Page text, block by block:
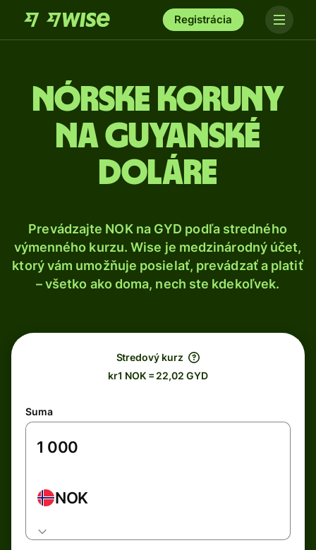
Registrácia
Nórske koruny
na guyanské
doláre
Prevádzajte NOK na GYD podľa stredného
výmenného kurzu. Wise je medzinárodný účet,
ktorý vám umožňuje posielať, prevádzať a platiť
– všetko ako doma, nech ste kdekoľvek.
Stredový kurz
kr1 NOK = 22,02 GYD
Suma
NOK